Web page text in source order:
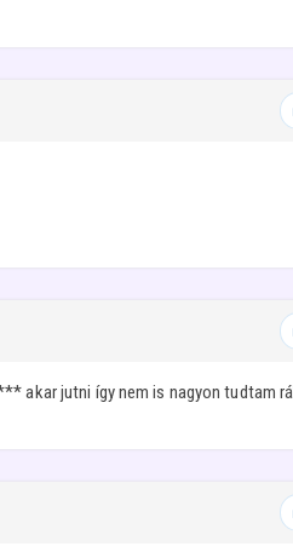
akar jutni így nem is nagyon tudtam